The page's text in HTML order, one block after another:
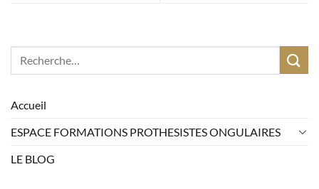
Accueil
ESPACE FORMATIONS PROTHESISTES ONGULAIRES
LE BLOG